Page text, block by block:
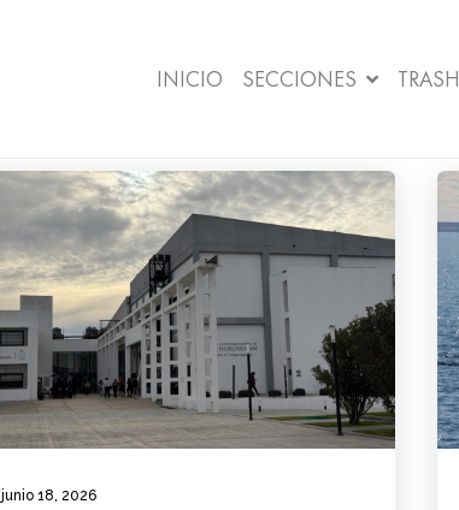
INICIO SECCIONES TRASH
junio 18, 2026